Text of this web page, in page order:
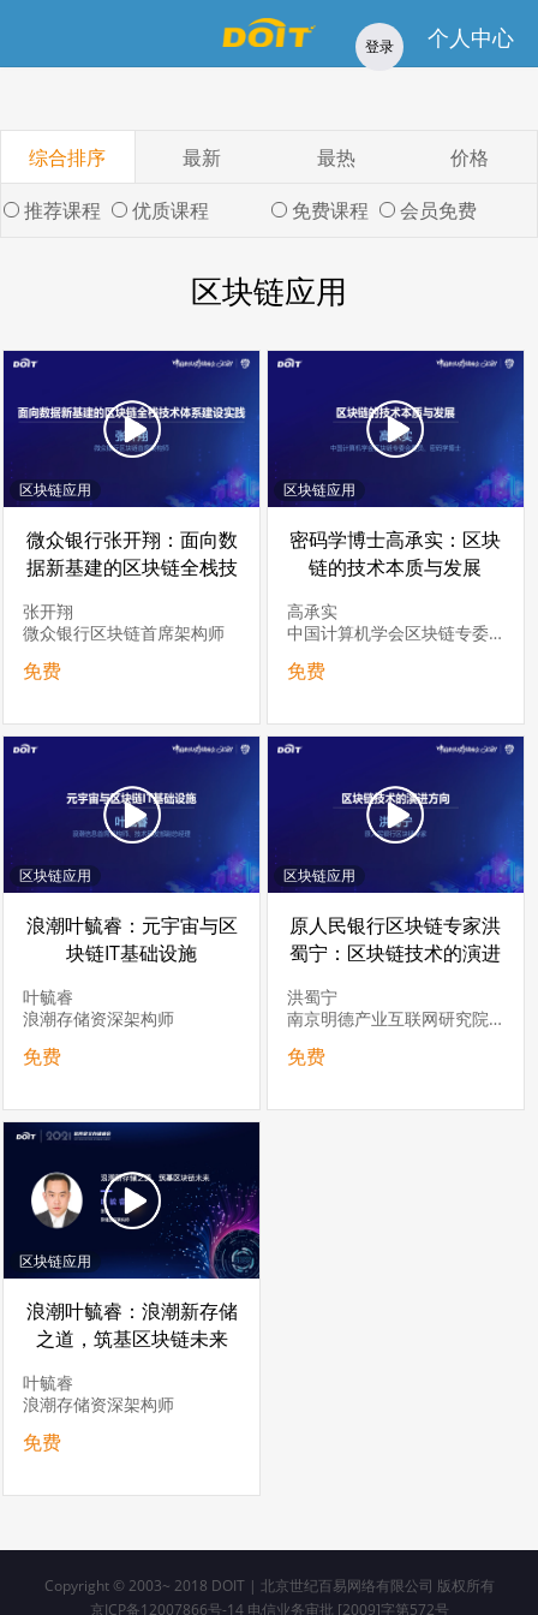
登录 个人中心
会员免费 专题课程 讲师招募
综合排序 最新 最热
价格
推荐课程
优质课程 免费课程 会员免费
区块链应用
区块链应用
微众银行张开翔：面向数
据新基建的区块链全栈技
张开翔
微众银行区块链首席架构师
免费
区块链应用
密码学博士高承实：区块
链的技术本质与发展
高承实
中国计算机学会区块链专委会委员密码学博士
免费
区块链应用
浪潮叶毓睿：元宇宙与区
块链IT基础设施
叶毓睿
浪潮存储资深架构师
免费
区块链应用
原人民银行区块链专家洪
蜀宁：区块链技术的演进
洪蜀宁
南京明德产业互联网研究院副院长，南京大学商学院校外导师
免费
区块链应用
浪潮叶毓睿：浪潮新存储
之道，筑基区块链未来
叶毓睿
浪潮存储资深架构师
免费
Copyright © 2003~ 2018 DOIT | 北京世纪百易网络有限公司 版权所有
京ICP备12007866号-14 电信业务审批 [2009]字第572号